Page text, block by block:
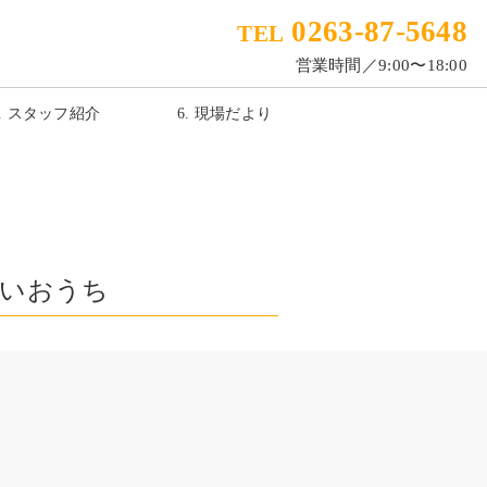
TEL 0263-87-5648
営業時間／9:00〜18:00
スタッフ紹介 6. 現場だより
おうち